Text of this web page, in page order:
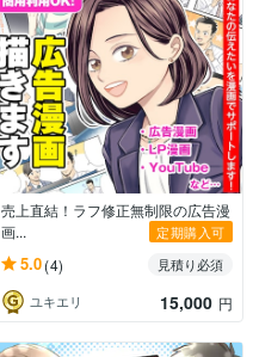
売上直結！ラフ修正無制限の広告漫
画...
定期購入可
5.0(4)
見積り必須
ユキエリ
15,000 円